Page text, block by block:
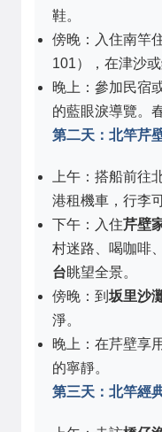
鞋。
傍晚：入住南竿
101），在津沙或
晚上：參加民宿
的藍眼淚導覽。
第二天：北竿芹
上午：搭船前往
港租機車，行李
下午：入住芹壁
村迷路、喝咖啡
台眺望全景。
傍晚：到 坂里沙
淨。
晚上：在芹壁享
的寧靜。
第三天：北竿經